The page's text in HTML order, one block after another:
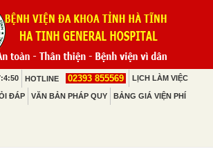
HOTLINE 02393 855569 LỊCH LÀM VIỆC
ĐÁP VĂN BẢN PHÁP QUY BẢNG GIÁ VIỆN PHÍ